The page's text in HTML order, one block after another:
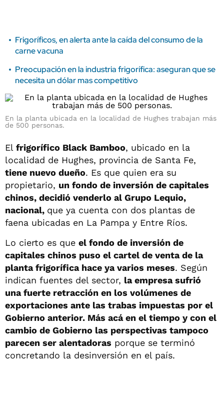
Frigoríficos, en alerta ante la caída del consumo de la
carne vacuna
Preocupación en la industria frigorífica: aseguran que se
necesita un dólar mas competitivo
En la planta ubicada en la localidad de Hughes trabajan más
de 500 personas.
El frigorífico Black Bamboo, ubicado en la
localidad de Hughes, provincia de Santa Fe,
tiene nuevo dueño. Es que quien era su
propietario, un fondo de inversión de capitales
chinos, decidió venderlo al Grupo Lequio,
nacional, que ya cuenta con dos plantas de
faena ubicadas en La Pampa y Entre Ríos.
Lo cierto es que el fondo de inversión de
capitales chinos puso el cartel de venta de la
planta frigorífica hace ya varios meses. Según
indican fuentes del sector, la empresa sufrió
una fuerte retracción en los volúmenes de
exportaciones ante las trabas impuestas por el
Gobierno anterior. Más acá en el tiempo y con el
cambio de Gobierno las perspectivas tampoco
parecen ser alentadoras porque se terminó
concretando la desinversión en el país.